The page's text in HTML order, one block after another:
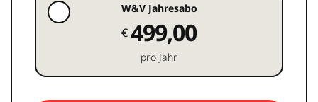
W&V Jahresabo
€499,00
pro Jahr